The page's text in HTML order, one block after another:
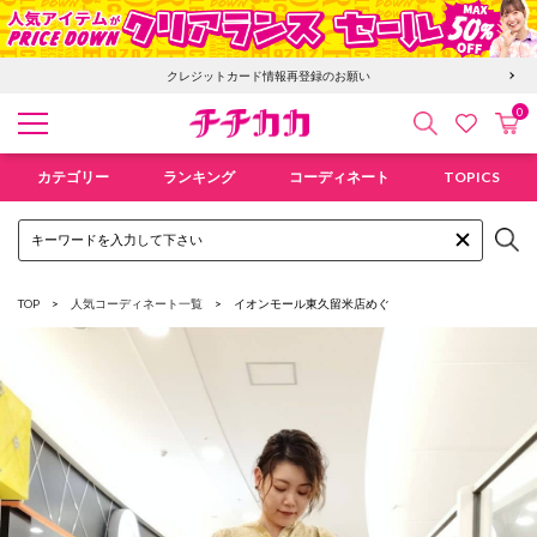
クレジットカード情報再登録のお願い
検索 お気にカ
0
カテゴリー ランキング コーディネート TOPICS
TOP 人気コーディネート一覧 イオンモール東久留米店めぐ